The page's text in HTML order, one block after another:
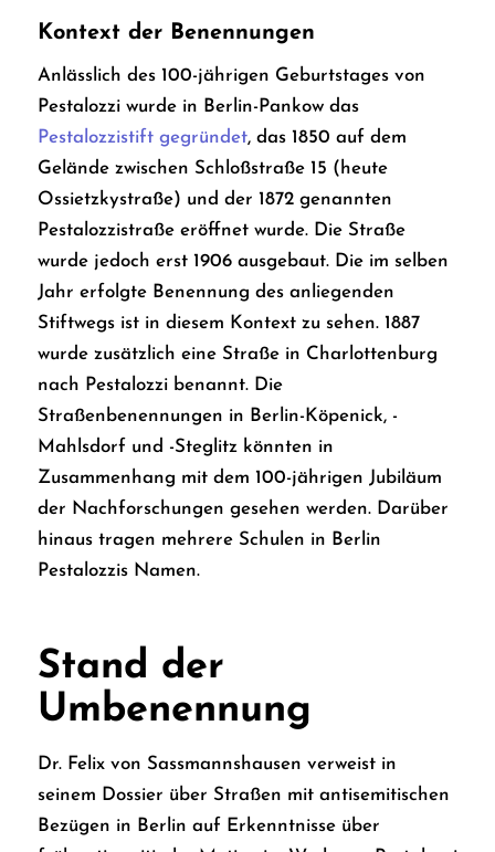
Kontext der Benennungen
Anlässlich des 100-jährigen Geburtstages von
Pestalozzi wurde in Berlin-Pankow das
Pestalozzistift gegründet, das 1850 auf dem
Gelände zwischen Schloßstraße 15 (heute
Ossietzkystraße) und der 1872 genannten
Pestalozzistraße eröffnet wurde. Die Straße
wurde jedoch erst 1906 ausgebaut. Die im selben
Jahr erfolgte Benennung des anliegenden
Stiftwegs ist in diesem Kontext zu sehen. 1887
wurde zusätzlich eine Straße in Charlottenburg
nach Pestalozzi benannt. Die
Straßenbenennungen in Berlin-Köpenick, -
Mahlsdorf und -Steglitz könnten in
Zusammenhang mit dem 100-jährigen Jubiläum
der Nachforschungen gesehen werden. Darüber
hinaus tragen mehrere Schulen in Berlin
Pestalozzis Namen.
Stand der
Umbenennung
Dr. Felix von Sassmannshausen verweist in
seinem Dossier über Straßen mit antisemitischen
Bezügen in Berlin auf Erkenntnisse über